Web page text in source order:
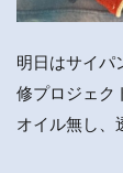
明日はサイパ
修プロジェク
オイル無し、